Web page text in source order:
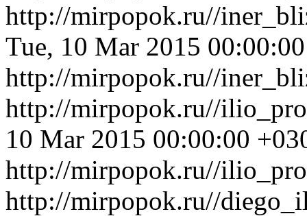
http://mirpopok.ru//
Tue, 10 Mar 2015
http://mirpopok.ru//
http://mirpopok.ru//
10 Mar 2015 00:00:00
http://mirpopok.ru//
http://mirpopok.ru//